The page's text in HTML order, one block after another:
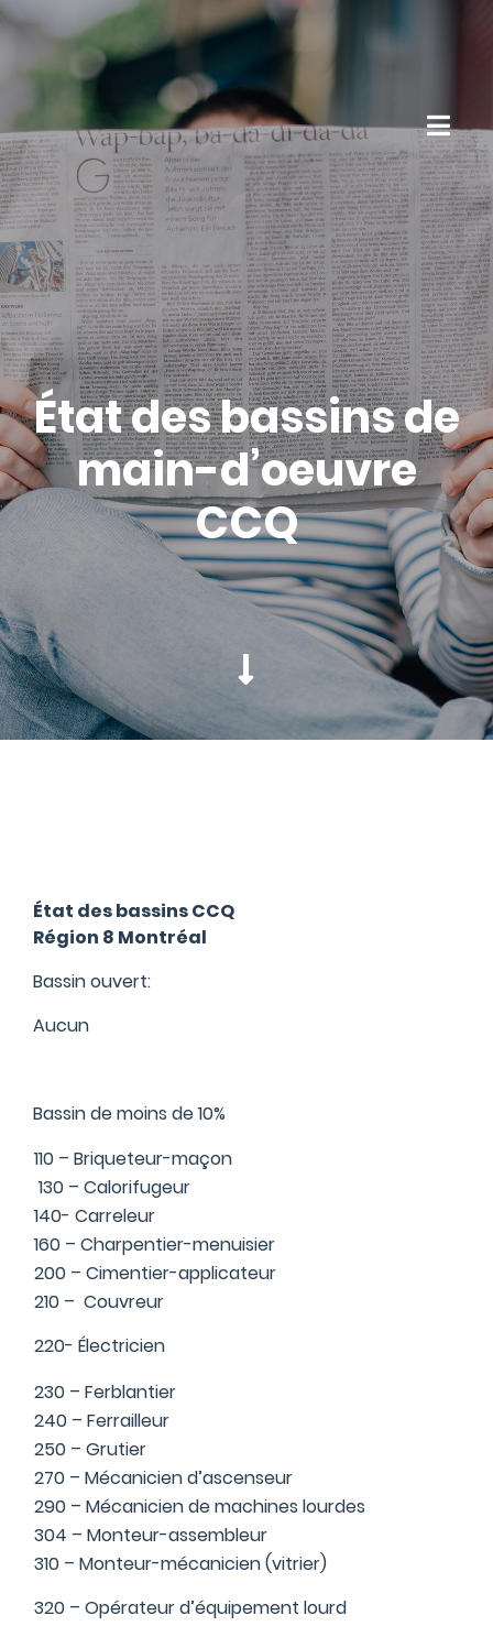
État des bassins de
main-d’oeuvre
CCQ
État des bassins CCQ
Région 8 Montréal
Bassin ouvert:
Aucun
Bassin de moins de 10%
110 – Briqueteur-maçon
130 – Calorifugeur
140- Carreleur
160 – Charpentier-menuisier
200 – Cimentier-applicateur
210 – Couvreur
220- Électricien
230 – Ferblantier
240 – Ferrailleur
250 – Grutier
270 – Mécanicien d’ascenseur
290 – Mécanicien de machines lourdes
304 – Monteur-assembleur
310 – Monteur-mécanicien (vitrier)
320 – Opérateur d’équipement lourd